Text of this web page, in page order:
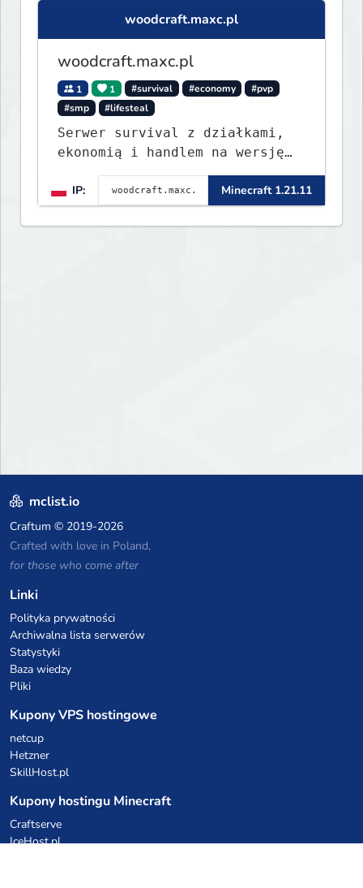
woodcraft.maxc.pl
woodcraft.maxc.pl
1 1 #survival #economy
#pvp
#smp
#lifesteal
Serwer survival z działkami,
ekonomią i handlem na wersję
1.8 - 26.1.1. Rekru ON
IP:
Minecraft 1.21.11
mclist.io
Craftum © 2019-2026
Crafted with love in Poland,
for those who come after
Linki
Polityka prywatności
Archiwalna lista serwerów
Statystyki
Baza wiedzy
Pliki
Kupony VPS hostingowe
netcup
Hetzner
SkillHost.pl
Kupony hostingu Minecraft
Craftserve
IceHost.pl